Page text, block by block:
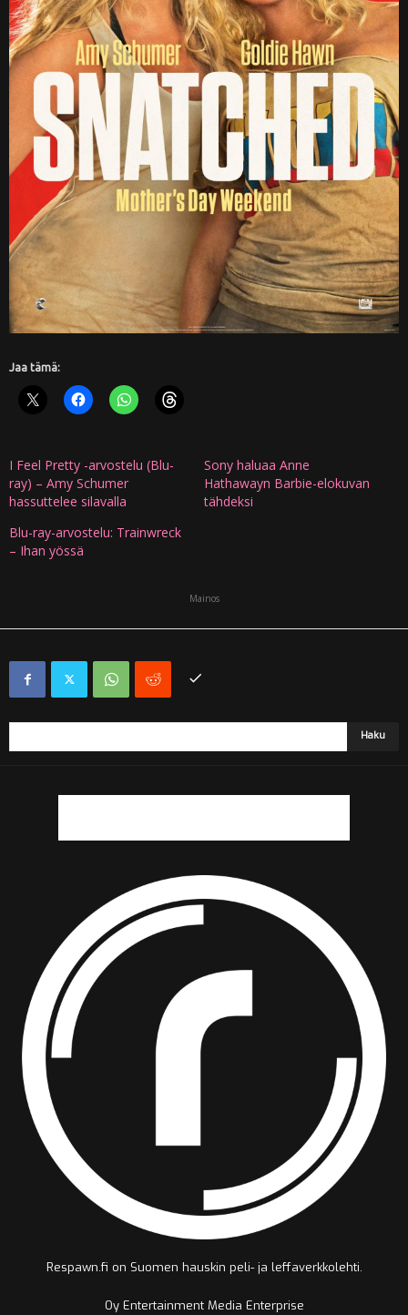
Jaa tämä:
I Feel Pretty -arvostelu (Blu-
ray) – Amy Schumer
hassuttelee silavalla
Sony haluaa Anne
Hathawayn Barbie-elokuvan
tähdeksi
Blu-ray-arvostelu: Trainwreck
– Ihan yössä
Mainos
Respawn.fi on Suomen hauskin peli- ja leffaverkkolehti.
Oy Entertainment Media Enterprise